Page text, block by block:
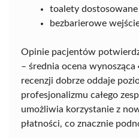
toalety
bezbarierowe
Opinie pacjentów
– średnia ocena wynosząca
recenzji dobrze oddaje
profesjonalizmu całego
umożliwia korzystanie z
płatności, co znacznie